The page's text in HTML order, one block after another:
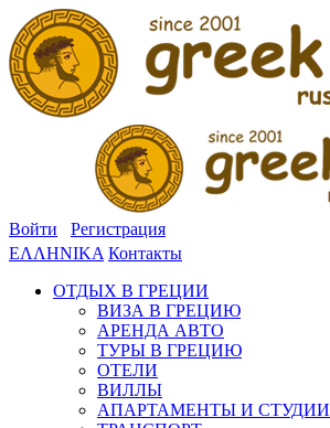
Войти
Регистрация
ΕΛΛΗΝΙΚΑ Контакты
ОТДЫХ В ГРЕЦИИ
ВИЗА В ГРЕЦИЮ
АРЕНДА АВТО
ТУРЫ В ГРЕЦИЮ
ОТЕЛИ
ВИЛЛЫ
АПАРТАМЕНТЫ И СТУДИИ